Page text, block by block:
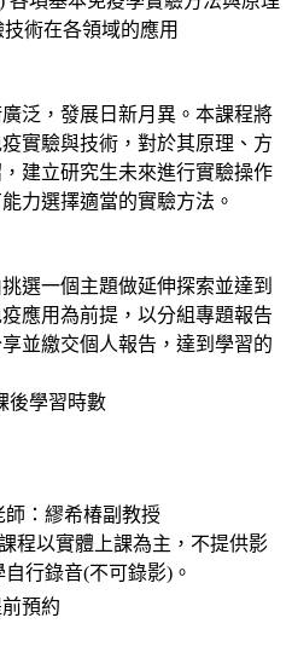
術在各領域的應用
泛，發展日新月異。本課程將
實驗與技術，對於其原理、方
建立研究生未來進行實驗操作
力選擇適當的實驗方法。
選一個主題做延伸探索並達到
應用為前提，以分組專題報告
並繳交個人報告，達到學習的
後學習時數
：繆希椿副教授
程以實體上課為主，不提供影
行錄音(不可錄影)。
預約